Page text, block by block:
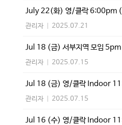
July 22(화) 영/클락 6:00pm (
관리자 2025.07.21
Jul 18 (금) 서부지역 모임
관리자 2025.07.15
Jul 18 (금) 영/클락 Indoor
관리자 2025.07.15
Jul 16 (수) 영/클락 Indoor